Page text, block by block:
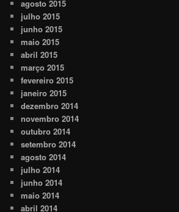
agosto 2015
julho 2015
junho 2015
maio 2015
abril 2015
março 2015
fevereiro 2015
janeiro 2015
dezembro 2014
novembro 2014
outubro 2014
setembro 2014
agosto 2014
julho 2014
junho 2014
maio 2014
abril 2014